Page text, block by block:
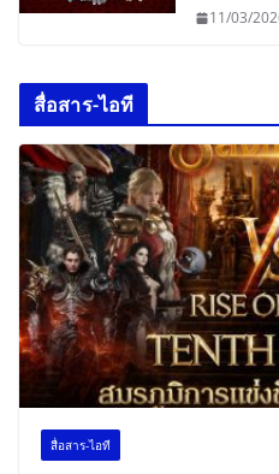
11/03/
สื่อสาร-ไอที
สื่อสาร-ไอที